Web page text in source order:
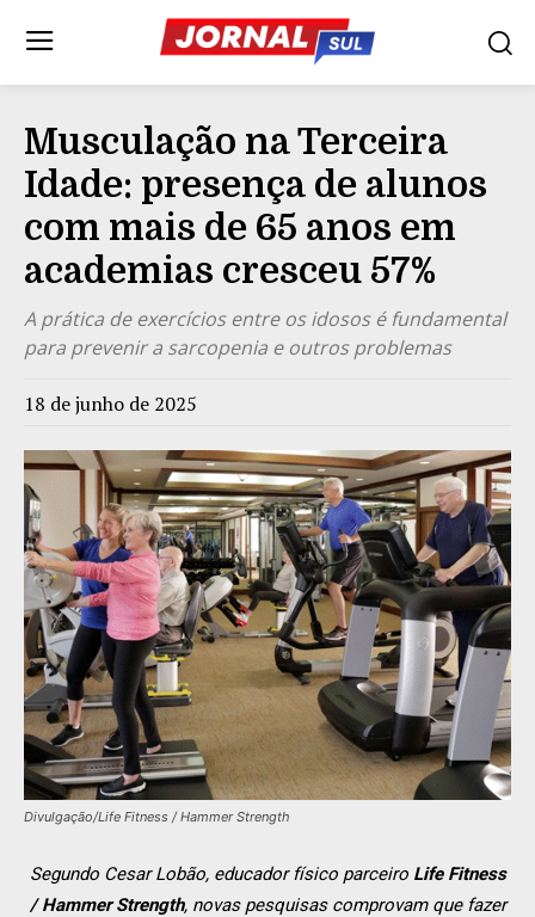
Musculação na Terceira
Idade: presença de alunos
com mais de 65 anos em
academias cresceu 57%
A prática de exercícios entre os idosos é fundamental
para prevenir a sarcopenia e outros problemas
18 de junho de 2025
Divulgação/Life Fitness / Hammer Strength
Segundo Cesar Lobão, educador físico parceiro Life Fitness
/ Hammer Strength, novas pesquisas comprovam que fazer